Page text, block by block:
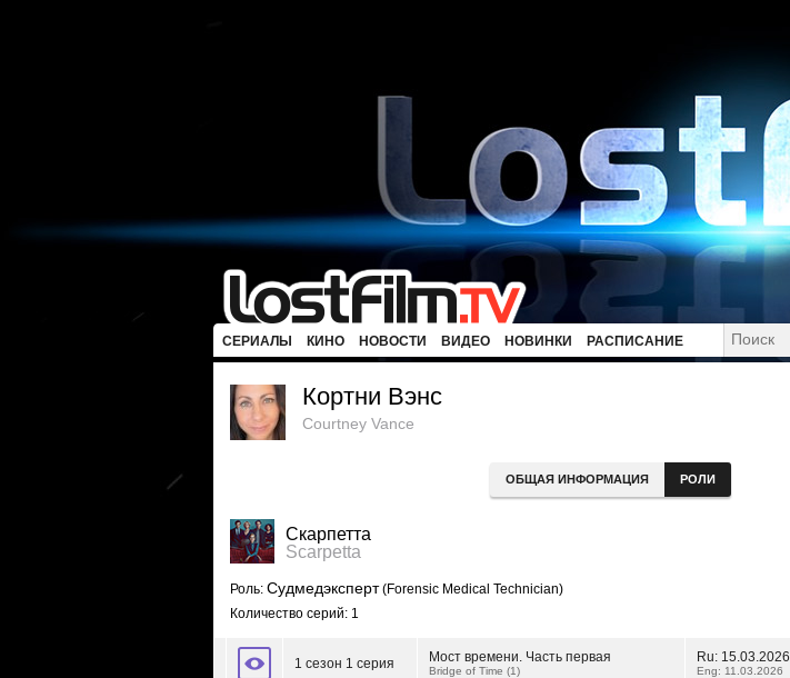
СЕРИАЛЫ КИНО НОВОСТИ ВИДЕО НОВИНКИ РАСПИСАНИЕ
Кортни Вэнс
Courtney Vance
ОБЩАЯ ИНФОРМАЦИЯ РОЛИ
Скарпетта
Scarpetta
Роль: Судмедэксперт(Forensic Medical Technician)
Количество серий: 1
1 сезон 1 серия Мост времени. Часть первая
Bridge of Time (1)
Ru: 15.03.2026
Eng: 11.03.2026